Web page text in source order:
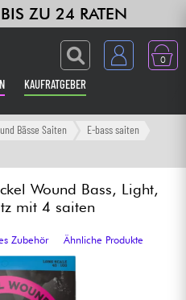
ZU 24 RATEN
0
KAUFRATGEBER
Bässe Saiten
E-bass saiten
Wound Bass, Light,
mit 4 saiten
Zubehör
Ähnliche Produkte